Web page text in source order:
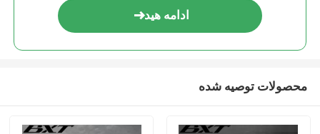
ادامه هید
محصولات توصیه شده